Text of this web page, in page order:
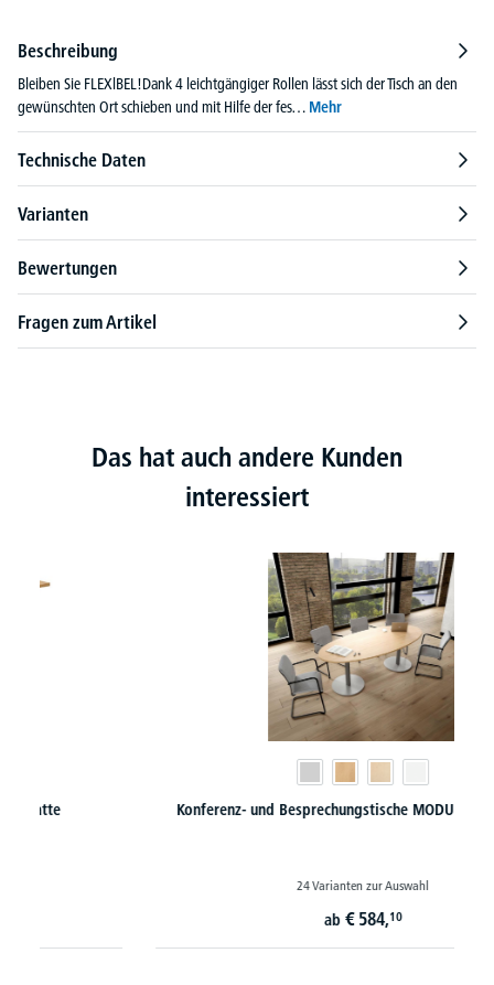
Beschreibung
Bleiben Sie FLEXlBEL!Dank 4 leichtgängiger Rollen lässt sich der Tisch an den
gewünschten Ort schieben und mit Hilfe der fes… Mehr
Technische Daten
Varianten
Bewertungen
Fragen zum Artikel
Das hat auch andere Kunden
interessiert
Konferenz- und Besprechungstische MODUL mit Tellerfuß
24 Varianten zur Auswahl